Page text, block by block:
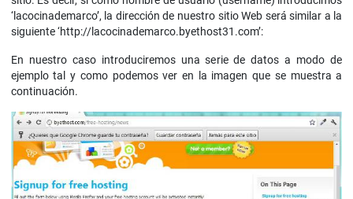
‘lacocinademarco’, la dirección de nuestro sitio Web será similar a la
siguiente ‘http://lacocinademarco.byethost31.com’:
En nuestro caso introduciremos una serie de datos a modo de
ejemplo tal y como podemos ver en la imagen que se muestra a
continuación.